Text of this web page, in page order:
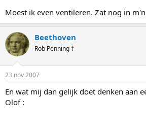
Moest ik even ventileren. Zat nog in
Beethoven
Rob Penning †
23 nov 2007
En wat mij dan gelijk doet denken aan
Olof :